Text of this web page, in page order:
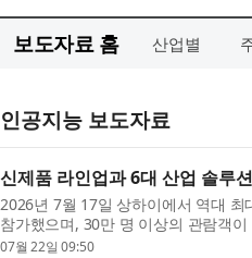
보도자료 홈 산업별
인공지능 보도자료
신제품 라인업과 6대 산업 솔루
2026년 7월 17일 상하이에서 역대
참가했으며, 30만 명 이상의 관람객
Robotics)는 W...
07월 22일 09:50